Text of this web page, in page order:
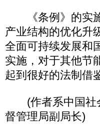
《条例》的实施
产业结构的优化升
全面可持续发展和
实施，对于其他节
起到很好的法制借
(作者系中国社
督管理局副局长)